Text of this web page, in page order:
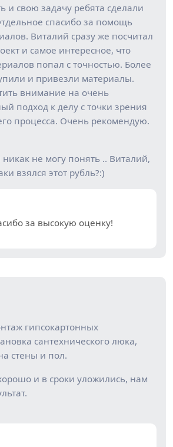
и свою задачу ребята сделали
спасибо за помощь
Виталий сразу же посчитал
и самое интересное, что
попал с точностью. Более
и привезли материалы.
внимание на очень
подход к делу с точки зрения
процесса. Очень рекомендую.
никак не могу понять .. Виталий,
взялся этот рубль?:)
за высокую оценку!
гипсокартонных
сантехнического люка,
стены и пол.
и в сроки уложились, нам